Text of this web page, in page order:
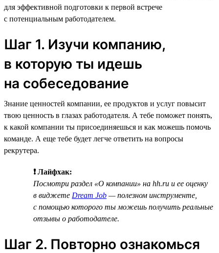
для эффективной подготовки к первой встрече
с потенциальным работодателем.
Шаг 1. Изучи компанию,
в которую ты идешь
на собеседование
Знание ценностей компании, ее продуктов и услуг повысит
твою ценность в глазах работодателя. А тебе поможет понять,
к какой компании ты присоединяешься и как можешь помочь
команде. А еще тебе будет легче ответить на вопросы
рекрутера.
❗ Лайфхак:
Посмотри раздел «О компании» на hh.ru и ее оценку
в виджете Dream Job — полезном инструменте,
с помощью которого ты можешь получить реальные
отзывы о работодателе.
Шаг 2. Повторно ознакомься